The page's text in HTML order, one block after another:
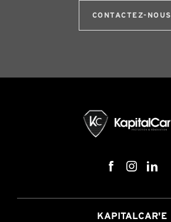
CONTACTEZ-NOUS
KAPITALCAR'E